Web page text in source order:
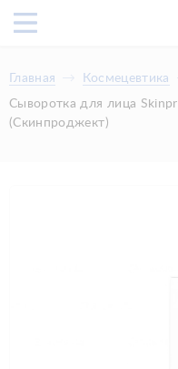
Главная Космецевтика
Сыворотка для лица
(Скинпроджект)